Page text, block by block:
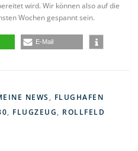
wird. Wir können also auf die
Wochen gespannt sein.
E-Mail
NEWS , FLUGHAFEN
, FLUGZEUG, ROLLFELD